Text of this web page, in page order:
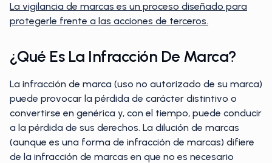
La vigilancia de marcas es un proceso diseñado para
protegerle frente a las acciones de terceros.
¿Qué Es La Infracción De Marca?
La infracción de marca (uso no autorizado de su marca)
puede provocar la pérdida de carácter distintivo o
convertirse en genérica y, con el tiempo, puede conducir
a la pérdida de sus derechos. La dilución de marcas
(aunque es una forma de infracción de marcas) difiere
de la infracción de marcas en que no es necesario